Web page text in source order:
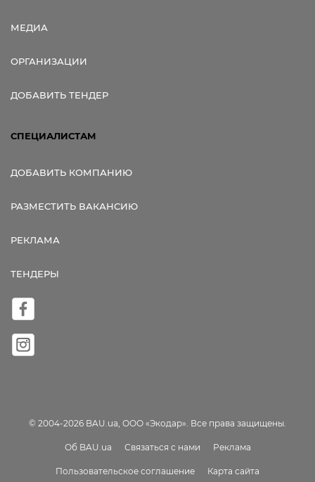
МЕДИА
ОРГАНИЗАЦИИ
ДОБАВИТЬ ТЕНДЕР
СПЕЦИАЛИСТАМ
ДОБАВИТЬ КОМПАНИЮ
РАЗМЕСТИТЬ ВАКАНСИЮ
РЕКЛАМА
ТЕНДЕРЫ
© 2004-2026 BAU.ua, ООО «Экодар». Все права защищены.
Об BAU.ua Связаться с нами Реклама
Пользовательское соглашение Карта сайта